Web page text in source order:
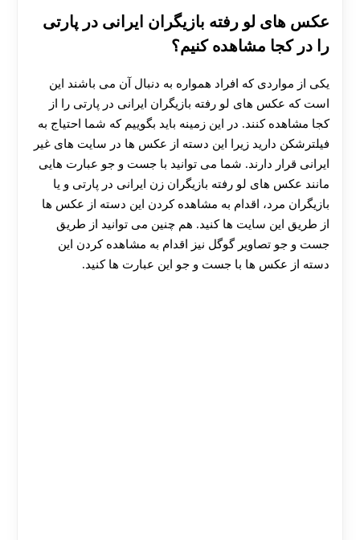
عکس های لو رفته بازیگران ایرانی در پارتی
را در کجا مشاهده کنیم؟
یکی از مواردی که افراد همواره به دنبال آن می باشند این
است که عکس های لو رفته بازیگران ایرانی در پارتی را از
کجا مشاهده کنند. در این زمینه باید بگوییم که شما احتیاج به
فیلترشکن دارید زیرا این دسته از عکس ها در سایت های غیر
ایرانی قرار دارند. شما می توانید با جست و جو عبارت هایی
مانند عکس های لو رفته بازیگران زن ایرانی در پارتی و یا
بازیگران مرد، اقدام به مشاهده کردن این دسته از عکس ها
از طریق این سایت ها کنید. هم چنین می توانید از طریق
جست و جو تصاویر گوگل نیز اقدام به مشاهده کردن این
دسته از عکس ها با جست و جو این عبارت ها کنید.